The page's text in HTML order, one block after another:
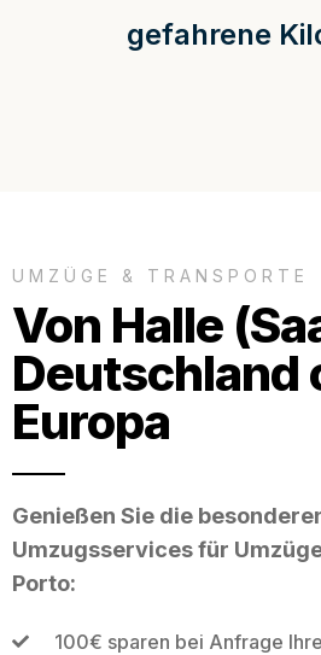
gefahrene
UMZÜGE & TRANSPORTE
Von Halle
Deutschland
Europa
Genießen Sie die
Umzugsservices für
Porto:
100€ sparen bei Anfrage